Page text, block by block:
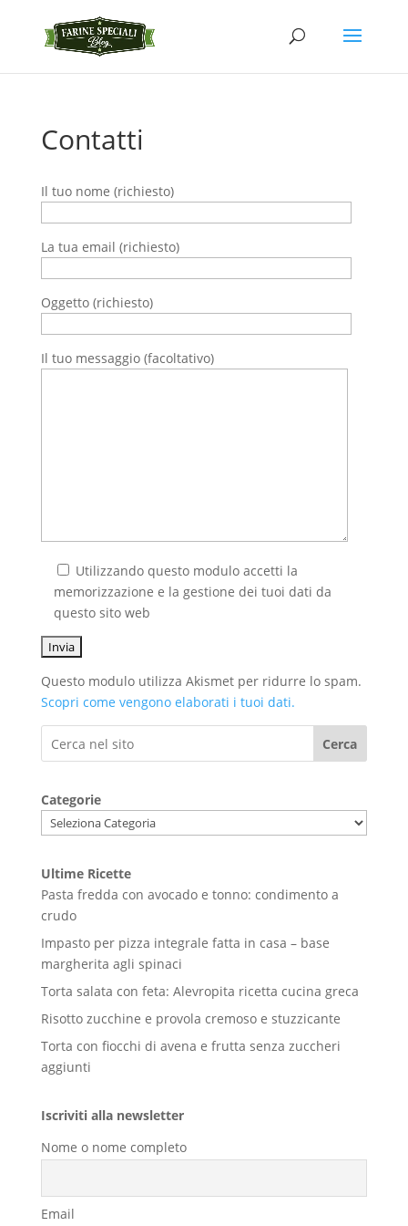
Contatti
Il tuo nome (richiesto)
La tua email (richiesto)
Oggetto (richiesto)
Il tuo messaggio (facoltativo)
Utilizzando questo modulo accetti la
memorizzazione e la gestione dei tuoi dati da
questo sito web
Questo modulo utilizza Akismet per ridurre lo spam.
Scopri come vengono elaborati i tuoi dati.
Cerca
Categorie
Ultime Ricette
Pasta fredda con avocado e tonno: condimento a
crudo
Impasto per pizza integrale fatta in casa – base
margherita agli spinaci
Torta salata con feta: Alevropita ricetta cucina greca
Risotto zucchine e provola cremoso e stuzzicante
Torta con fiocchi di avena e frutta senza zuccheri
aggiunti
Iscriviti alla newsletter
Nome o nome completo
Email